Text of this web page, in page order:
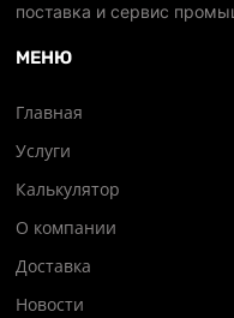
поставка и сервис
МЕНЮ
Главная
Услуги
Калькулятор
О компании
Доставка
Новости